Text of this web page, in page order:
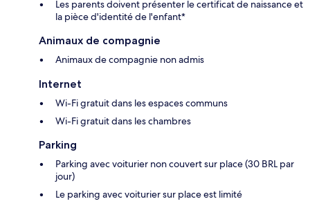
Les parents doivent présenter le certificat de naissance et
la pièce d'identité de l'enfant*
Animaux de compagnie
Animaux de compagnie non admis
Internet
Wi-Fi gratuit dans les espaces communs
Wi-Fi gratuit dans les chambres
Parking
Parking avec voiturier non couvert sur place (30 BRL par
jour)
Le parking avec voiturier sur place est limité